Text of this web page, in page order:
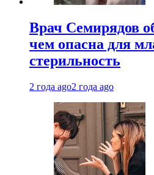
Врач Семирядов
чем опасна для
стерильность
2 года ago2 года ago